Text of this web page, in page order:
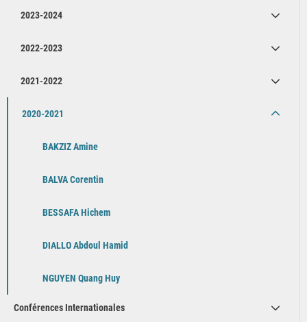
2023-2024
2022-2023
2021-2022
2020-2021
BAKZIZ Amine
BALVA Corentin
BESSAFA Hichem
DIALLO Abdoul Hamid
NGUYEN Quang Huy
Conférences Internationales